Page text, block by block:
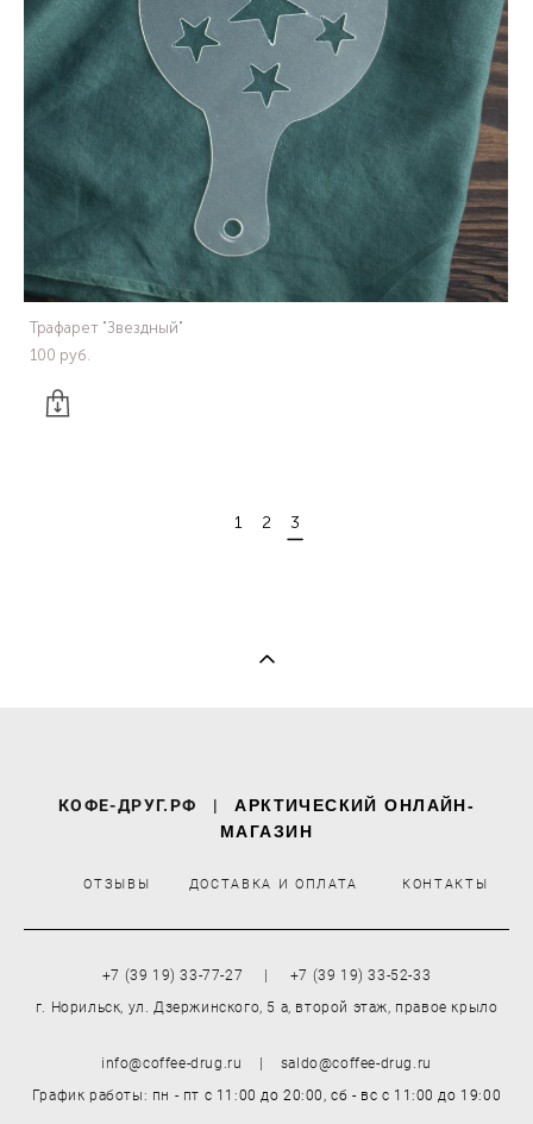
Трафарет "Звездный"
100 pуб.
1 2 3
КОФЕ-ДРУГ.РФ |
АРКТИЧЕСКИЙ ОНЛАЙН-
МАГАЗИН
ОТЗЫВЫ ДОСТАВКА И ОПЛАТА КОНТАКТЫ
+7 (39 19) 33-77-27 | +7 (39 19) 33-52-33
г. Норильск, ул. Дзержинского, 5 а, второй этаж, правое крыло
info@coffee-drug.ru | saldo@coffee-drug.ru
График работы: пн - пт с 11:00 до 20:00,сб - вс с 11:00 до 19:00